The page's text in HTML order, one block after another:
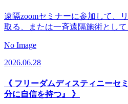
遠隔zoomセミナーに参加して、
取る、または一斉遠隔施術とし
No Image
2026.06.28
《 フリーダムディスティニー
分に自信を持つ』 》